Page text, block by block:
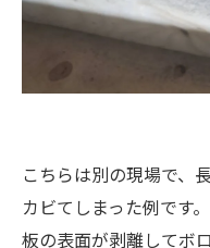
こちらは別の現場で、
カビてしまった例です
板の表面が剥離してボ